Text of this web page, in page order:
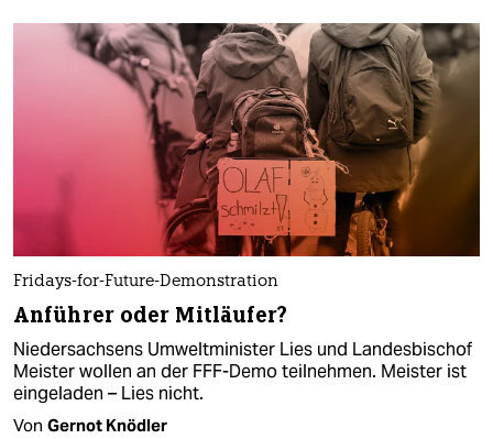
Fridays-for-Future-Demonstration
Anführer oder Mitläufer?
Niedersachsens Umweltminister Lies und Landesbischof
Meister wollen an der FFF-Demo teilnehmen. Meister ist
eingeladen – Lies nicht.
Von Gernot Knödler